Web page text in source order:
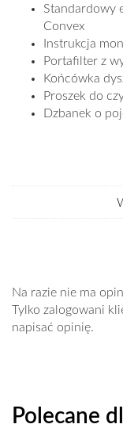
Standardowy
Convex
Instrukcja
Portafilter z
Końcówka
Proszek do
Dzbanek o
Na razie nie ma
Tylko zalogowani
napisać opinię.
Polecane